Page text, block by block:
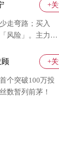
+
走弯路；买入
风险」。主力行
顾 +
个突破100万投
数暂列前茅！